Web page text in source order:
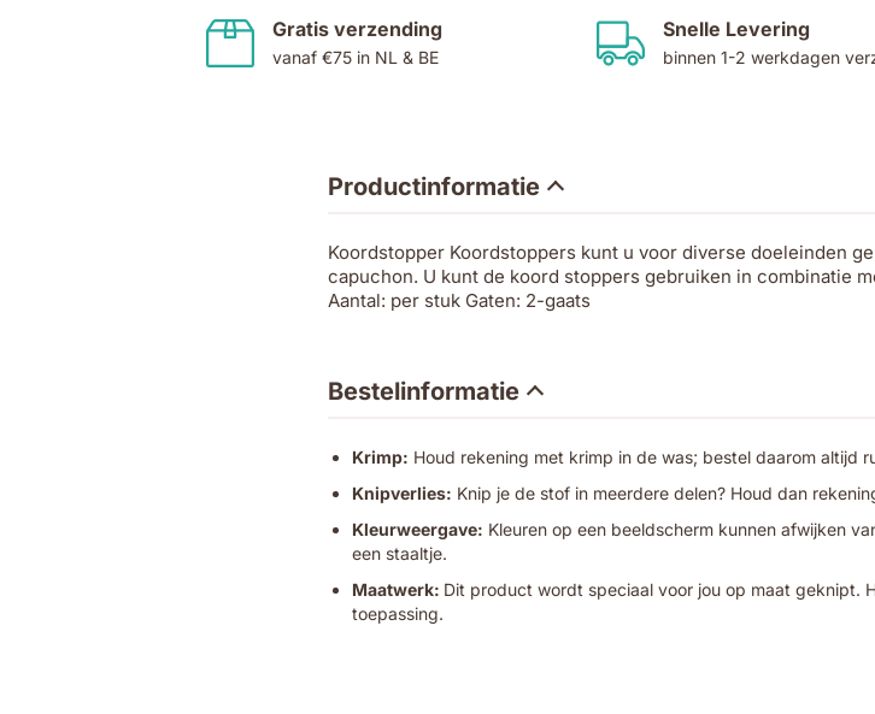
Gratis verzending
vanaf €75 in NL & BE
Snelle Levering
binnen 1-2 werkdagen
Productinformatie
Koordstopper Koordstoppers kunt u voor diverse doeleinden
capuchon. U kunt de koord stoppers gebruiken in combinatie
Aantal: per stuk Gaten: 2-gaats
Bestelinformatie
Krimp: Houd rekening met krimp in de was; bestel daarom altijd
Knipverlies: Knip je de stof in meerdere delen? Houd dan
Kleurweergave: Kleuren op een beeldscherm kunnen afwijken
een staaltje.
Maatwerk: Dit product wordt speciaal voor jou op maat geknipt.
toepassing.